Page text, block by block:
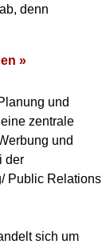
denn
»
und
zentrale
und
der
Public Relations
sich um